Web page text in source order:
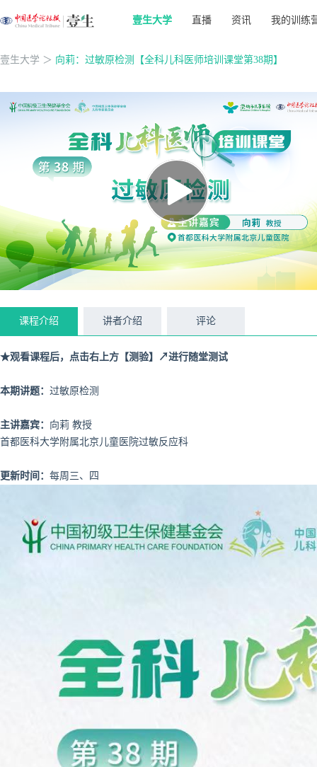
壹生大学 直播 资讯 我的训练
壹生大学 ＞ 向莉：过敏原检测【全科儿科医师培训课堂第38期】
课程介绍 讲者介绍 评论
★观看课程后，点击右上方【测验】↗进行随堂测试
本期讲题： 过敏原检测
主讲嘉宾： 向莉 教授
首都医科大学附属北京儿童医院过敏反应科
更新时间： 每周三、四